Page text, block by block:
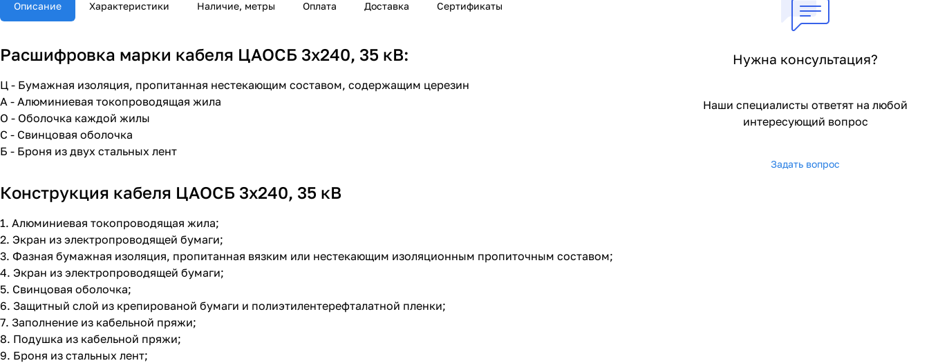
Нужна консультация?
Наши специалисты ответят на любой
интересующий вопрос
Задать вопрос
Описание Характеристики Наличие, метры Оплата Доставка Сертификаты
Расшифровка марки кабеля ЦАОСБ 3х240, 35 кВ:
Ц - Бумажная изоляция, пропитанная нестекающим составом, содержащим церезин
А - Алюминиевая токопроводящая жила
О - Оболочка каждой жилы
С - Свинцовая оболочка
Б - Броня из двух стальных лент
Конструкция кабеля ЦАОСБ 3х240, 35 кВ
1. Алюминиевая токопроводящая жила;
2. Экран из электропроводящей бумаги;
3. Фазная бумажная изоляция, пропитанная вязким или нестекающим изоляционным пропиточным составом;
4. Экран из электропроводящей бумаги;
5. Свинцовая оболочка;
6. Защитный слой из крепированой бумаги и полиэтилентерефталатной пленки;
7. Заполнение из кабельной пряжи;
8. Подушка из кабельной пряжи;
9. Броня из стальных лент;